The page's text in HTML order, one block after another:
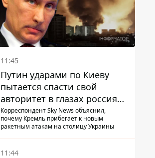
11:45
Путин ударами по Киеву
пытается спасти свой
авторитет в глазах россиян:
диктатор находится под
давлением - Sky News
Корреспондент Sky News объяснил,
почему Кремль прибегает к новым
ракетным атакам на столицу Украины
11:44